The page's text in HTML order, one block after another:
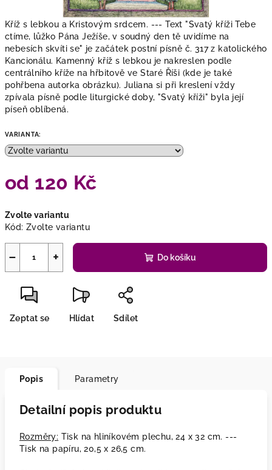
Kříž s lebkou a Kristovým srdcem. --- Text "Svatý kříži Tebe
ctíme, lůžko Pána Ježíše, v soudný den tě uvidíme na
nebesích skvíti se" je začátek postní písně č. 317 z katolického
Kancionálu. Kamenný kříž s lebkou je nakreslen podle
centrálního kříže na hřbitově ve Staré Říši (kde je také
pohřbena autorka obrázku). Juliana si při kreslení vždy
zpívala písně podle liturgické doby, "Svatý kříži" byla její
píseň oblíbená.
VARIANTA:
od 120 Kč
cena:
Zvolte variantu
Kód: Zvolte variantu
+
− Do košíku
Zeptat se Hlídat Sdílet
Popis Parametry
Detailní popis produktu
Rozměry: Tisk na hliníkovém plechu, 24 x 32 cm. ---
Tisk na papíru, 20,5 x 26,5 cm.